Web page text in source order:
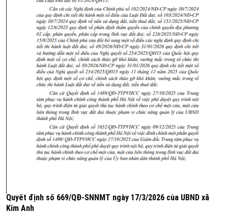
Quyết định số 669/QĐ-SNNMT ngày 17/3/2026 của UBND xã
Kim Anh